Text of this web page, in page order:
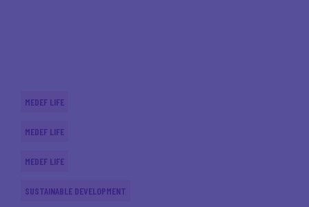
MEDEF LIFE
MEDEF LIFE
MEDEF LIFE
SUSTAINABLE DEVELOPMENT